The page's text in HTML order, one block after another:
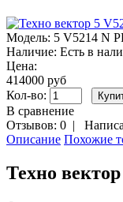
Модель: 5 V5214 N
Наличие: Есть в
Цена:
414000 руб
Кол-во:
В сравнение
Отзывов: 0 |
Описание Похожие
Техно